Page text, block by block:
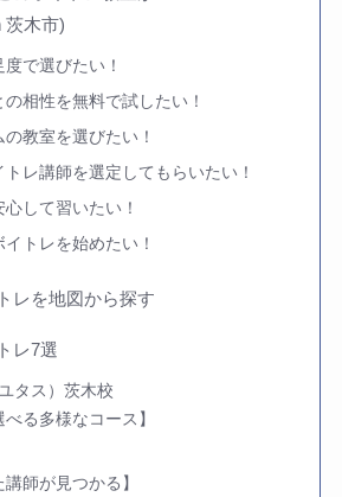
茨木市)
で選びたい！
相性を無料で試したい！
教室を選びたい！
レ講師を選定してもらいたい！
して習いたい！
トレを始めたい！
レを地図から探す
レ7選
タス）茨木校
べる多様なコース】
講師が見つかる】